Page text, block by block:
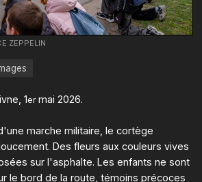
1ermai 2026.
marche militaire, le cortège
Des fleurs aux couleurs vives
sur l'asphalte. Les enfants ne sont
le bord de la route, témoins précoces
ZEPPELIN